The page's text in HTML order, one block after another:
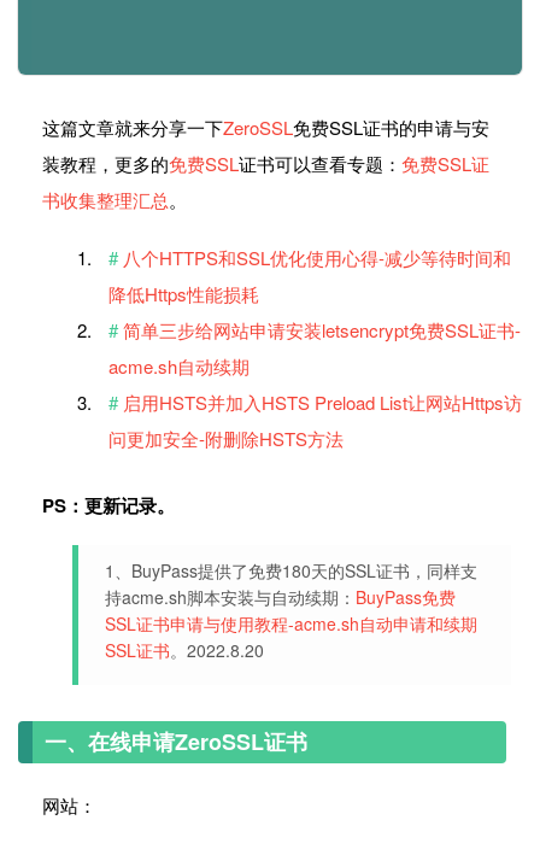
这篇文章就来分享一下ZeroSSL免费SSL证书的申请与安
装教程，更多的免费SSL证书可以查看专题： 免费SSL证
书收集整理汇总。
八个HTTPS和SSL优化使用心得-减少等待时间和
降低Https性能损耗
简单三步给网站申请安装letsencrypt免费SSL证书-
acme.sh自动续期
启用HSTS并加入HSTS Preload List让网站Https访
问更加安全-附删除HSTS方法
PS：更新记录。
1、BuyPass提供了免费180天的SSL证书，同样支
持acme.sh脚本安装与自动续期： BuyPass免费
SSL证书申请与使用教程-acme.sh自动申请和续期
SSL证书。2022.8.20
一、在线申请ZeroSSL证书
网站：